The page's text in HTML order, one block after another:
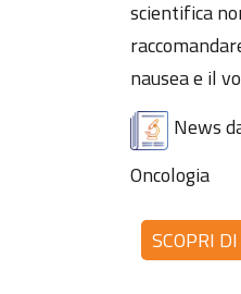
scientifica
nausea e il
News
Oncologia
SCOPRI